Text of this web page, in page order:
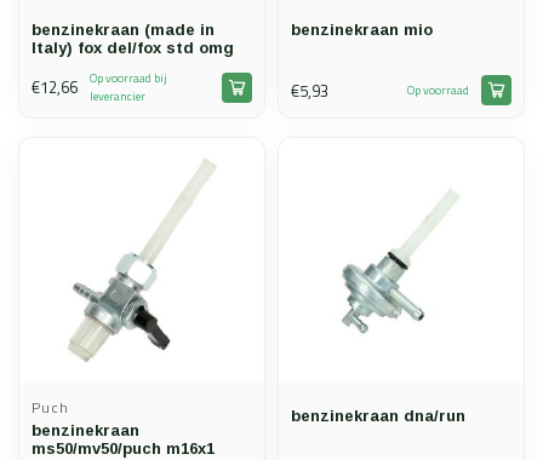
benzinekraan (made in
Italy) fox del/fox std omg
€12,66
Op voorraad bij
leverancier
benzinekraan mio
€5,93 Op voorraad
Puch
benzinekraan
ms50/mv50/puch m16x1
benzinekraan dna/run